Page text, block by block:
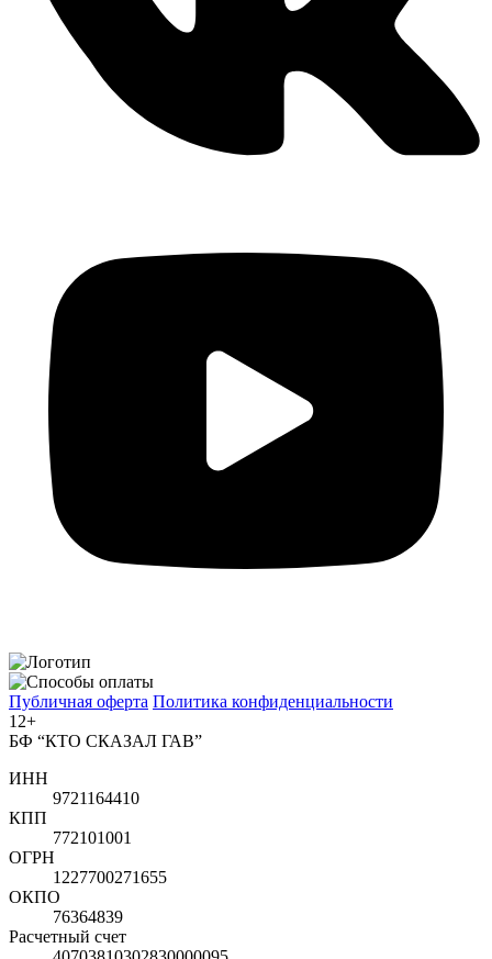
Публичная оферта Политика конфиденциальности
12+
БФ “КТО СКАЗАЛ ГАВ”
ИНН
9721164410
КПП
772101001
ОГРН
1227700271655
ОКПО
76364839
Расчетный счет